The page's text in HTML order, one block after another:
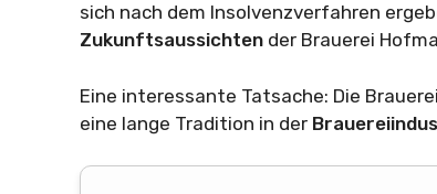
sich nach dem Insolvenzverfahren
Zukunftsaussichten der Brauerei
Eine interessante Tatsache: Die
eine lange Tradition in der